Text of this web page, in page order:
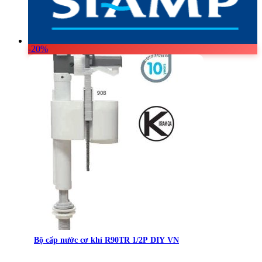
-20%
Bộ cấp nước cơ khí R90TR 1/2P DIY VN